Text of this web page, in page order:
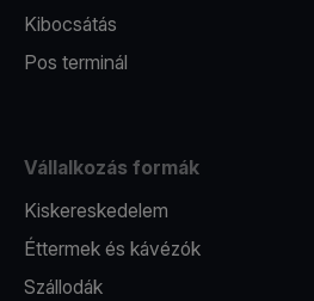
Kibocsátás
Pos terminál
Vállalkozás formák
Kiskereskedelem
Éttermek és kávézók
Szállodák